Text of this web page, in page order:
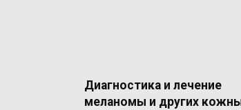
Диагностика и лечение
меланомы и других